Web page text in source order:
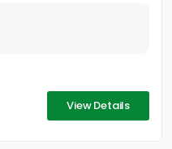
View Details